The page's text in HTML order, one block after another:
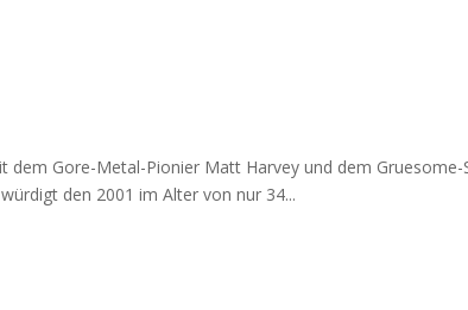
Gore-Metal-Pionier Matt Harvey und dem
den 2001 im Alter von nur 34...